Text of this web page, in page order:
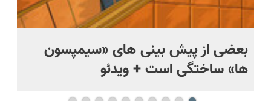
بعضی از پیش بینی های «سیمپسون
ها» ساختگی است + ویدئو